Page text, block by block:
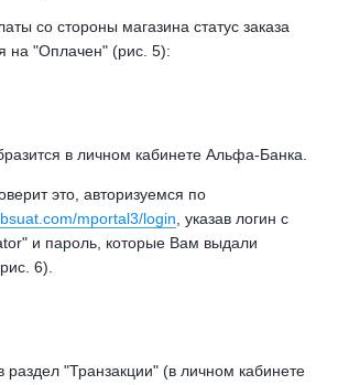
со стороны магазина статус заказа
на "Оплачен" (рис. 5):
в личном кабинете Альфа-Банка.
это, авторизуемся по
mportal3/login , указав логин с
и пароль, которые Вам выдали
6).
"Транзакции" (в личном кабинете